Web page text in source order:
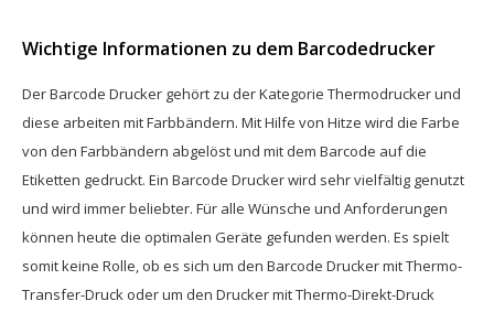
Wichtige Informationen zu dem Barcodedrucker
Der Barcode Drucker gehört zu der Kategorie Thermodrucker und
diese arbeiten mit Farbbändern. Mit Hilfe von Hitze wird die Farbe
von den Farbbändern abgelöst und mit dem Barcode auf die
Etiketten gedruckt. Ein Barcode Drucker wird sehr vielfältig genutzt
und wird immer beliebter. Für alle Wünsche und Anforderungen
können heute die optimalen Geräte gefunden werden. Es spielt
somit keine Rolle, ob es sich um den Barcode Drucker mit Thermo-
Transfer-Druck oder um den Drucker mit Thermo-Direkt-Druck